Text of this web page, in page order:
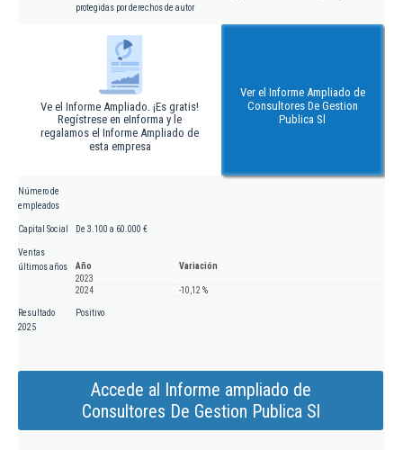
protegidas por derechos de autor
Ve el Informe Ampliado. ¡Es gratis!
Regístrese en eInforma y le
regalamos el Informe Ampliado de
esta empresa
Ver el Informe Ampliado de
Consultores De Gestion
Publica Sl
Número de
empleados
Capital Social De 3.100 a 60.000 €
Ventas
últimos años
Año
Variación
2023
2024
-10,12 %
Resultado
2025
Positivo
Accede al Informe ampliado de
Consultores De Gestion Publica Sl